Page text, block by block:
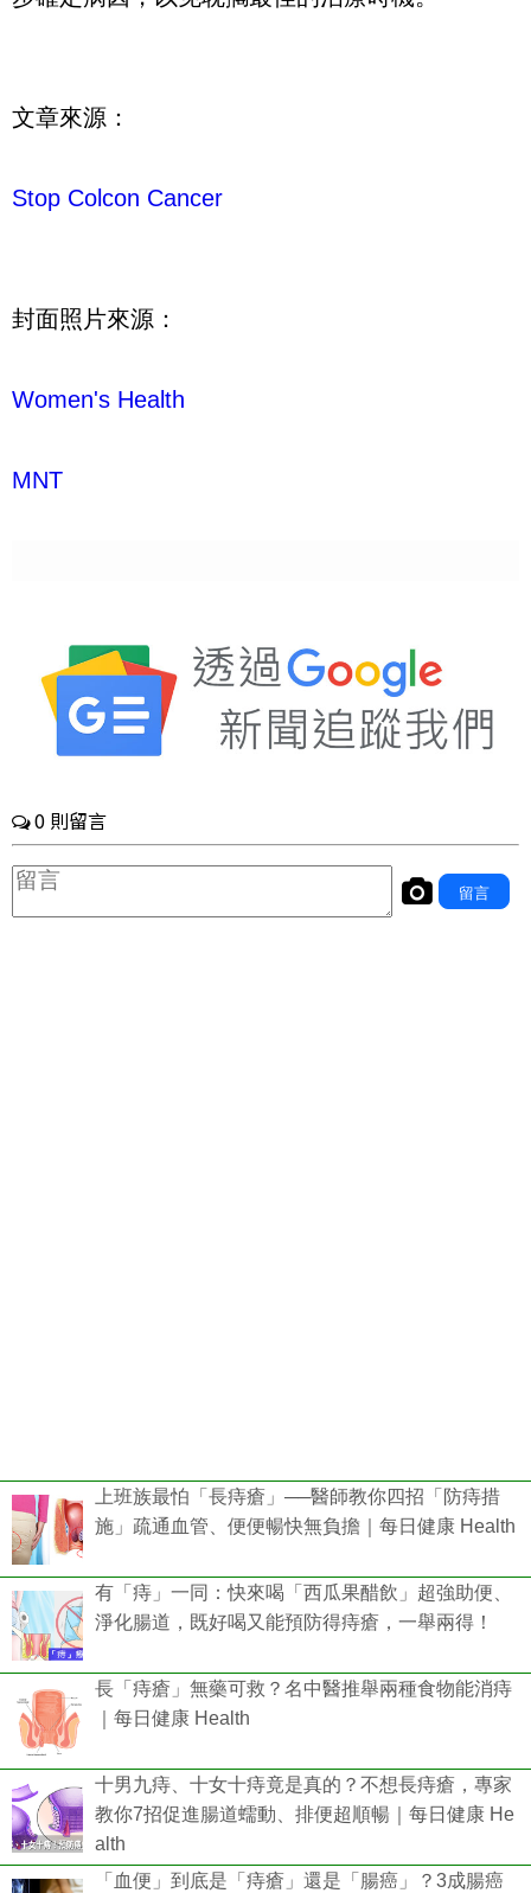
文章來源：
Stop Colcon Cancer
封面照片來源：
Women's Health
MNT
上班族最怕「長痔瘡」──醫師教你四招「防痔措
施」疏通血管、便便暢快無負擔｜每日健康 Health
有「痔」一同：快來喝「西瓜果醋飲」超強助便、
淨化腸道，既好喝又能預防得痔瘡，一舉兩得！
長「痔瘡」無藥可救？名中醫推舉兩種食物能消痔
｜每日健康 Health
十男九痔、十女十痔竟是真的？不想長痔瘡，專家
教你7招促進腸道蠕動、排便超順暢｜每日健康 He
alth
「血便」到底是「痔瘡」還是「腸癌」？3成腸癌